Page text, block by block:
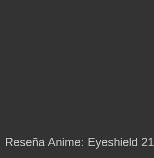
Reseña Anime: Eyeshield 21